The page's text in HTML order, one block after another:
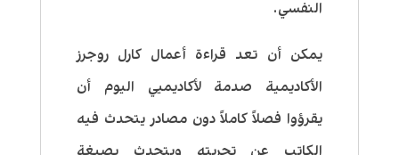
النفسي.
يمكن أن تعد قراءة أعمال كارل روجرز
الأكاديمية صدمة لأكاديميي اليوم أن
يقرؤوا فصلاً كاملاً دون مصادر يتحدث فيه
الكاتب عن تجربته ويتحدث بصيغة